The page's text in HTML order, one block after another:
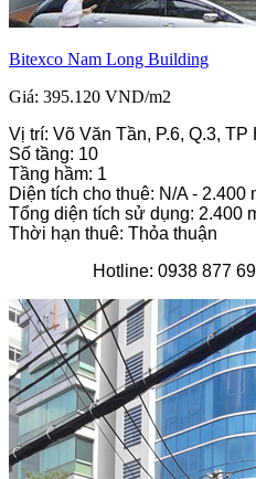
Bitexco Nam Long Building
Giá: 395.120 VND/m2
Vị trí: Võ Văn Tần, P.6, Q.3, TP
Số tầng: 10
Tầng hầm: 1
Diện tích cho thuê: N/A - 2.400
Tổng diện tích sử dụng: 2.400
Thời hạn thuê: Thỏa thuận
Hotline: 0938 877